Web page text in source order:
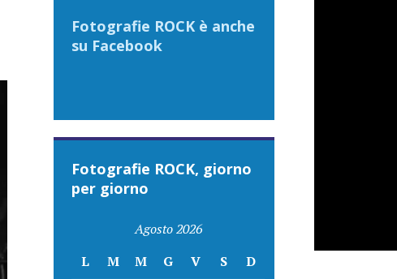
Fotografie ROCK è anche
su Facebook
Fotografie ROCK, giorno
per giorno
Agosto 2026
L
M M G V S D